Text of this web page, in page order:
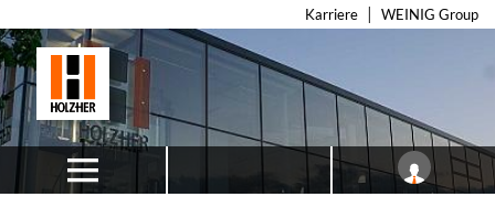
Karriere WEINIG Group